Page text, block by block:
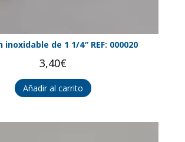
inoxidable de 1 1/4″ REF: 000020
3,40€
Añadir al carrito